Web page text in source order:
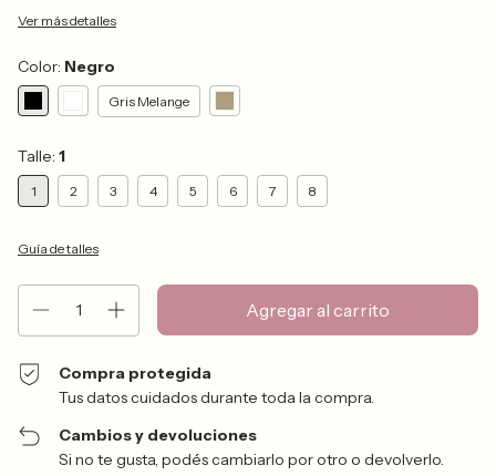
Ver más detalles
Color: Negro
Gris Melange
Talle: 1
1 2 3 4 5 6 7 8
Guía de talles
Compra protegida
Tus datos cuidados durante toda la compra.
Cambios y devoluciones
Si no te gusta, podés cambiarlo por otro o devolverlo.